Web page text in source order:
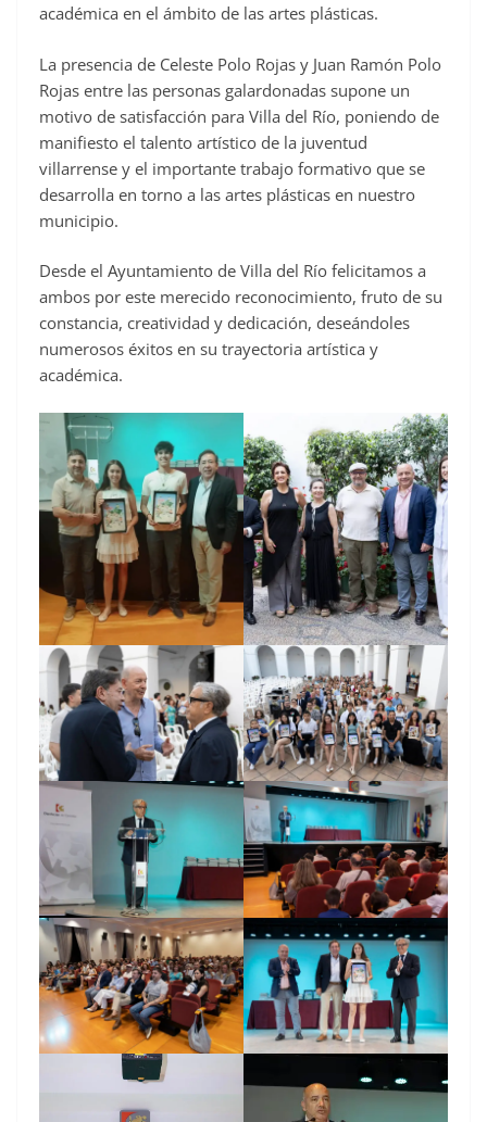
académica en el ámbito de las artes plásticas.
La presencia de Celeste Polo Rojas y Juan Ramón Polo
Rojas entre las personas galardonadas supone un
motivo de satisfacción para Villa del Río, poniendo de
manifiesto el talento artístico de la juventud
villarrense y el importante trabajo formativo que se
desarrolla en torno a las artes plásticas en nuestro
municipio.
Desde el Ayuntamiento de Villa del Río felicitamos a
ambos por este merecido reconocimiento, fruto de su
constancia, creatividad y dedicación, deseándoles
numerosos éxitos en su trayectoria artística y
académica.